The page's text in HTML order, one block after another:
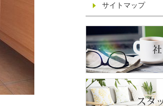
サイトマップ